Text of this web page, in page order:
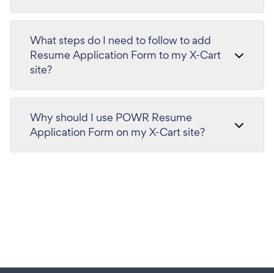
What steps do I need to follow to add
Resume Application Form to my X-Cart
site?
Why should I use POWR Resume
Application Form on my X-Cart site?